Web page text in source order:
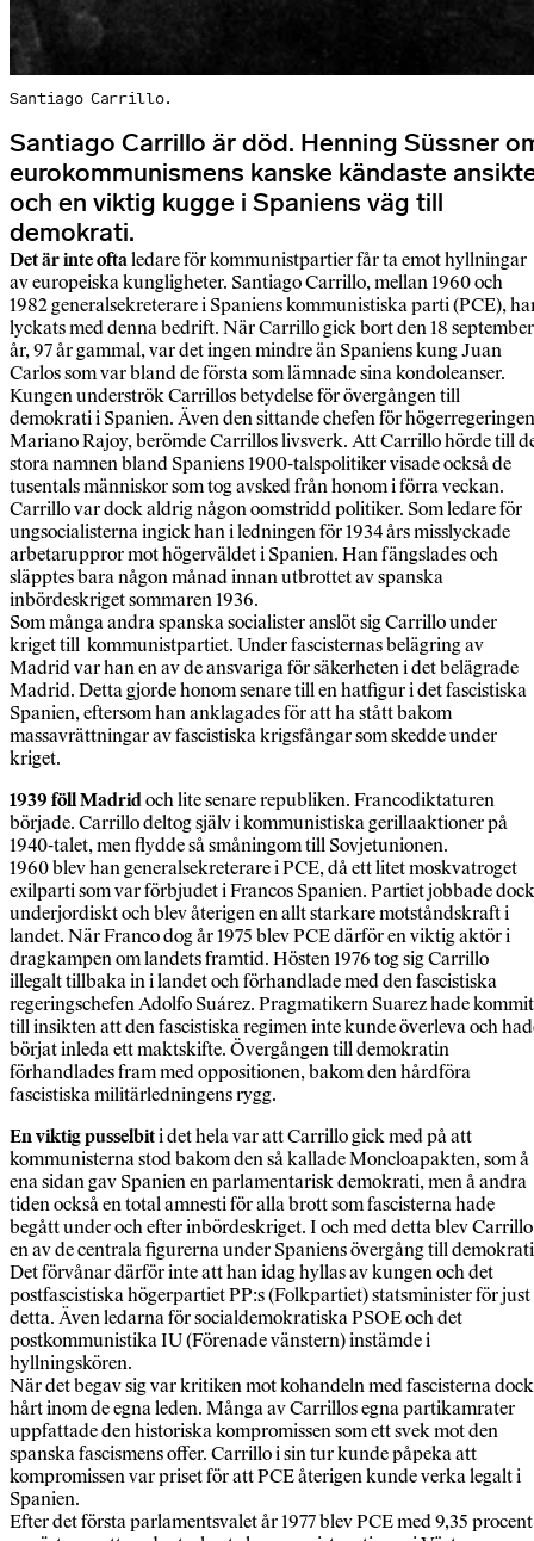
Santiago Carrillo.
Santiago Carrillo är död. Henning Süssner
eurokommunismens kanske kändaste
och en viktig kugge i Spaniens väg till
demokrati.
Det är inte oftaledare för kommunistpartier får ta emot hyllningar
av europeiska kungligheter. Santiago Carrillo, mellan 1960 och
1982 generalsekreterare i Spaniens kommunistiska parti (PCE),
lyckats med denna bedrift. När Carrillo gick bort den 18
år, 97 år gammal, var det ingen mindre än Spaniens kung Juan
Carlos som var bland de första som lämnade sina kondoleanser.
Kungen underströk Carrillos betydelse för övergången till
demokrati i Spanien. Även den sittande chefen för
Mariano Rajoy, berömde Carrillos livsverk. Att Carrillo hörde till
stora namnen bland Spaniens 1900-talspolitiker visade också de
tusentals människor som tog avsked från honom i förra veckan.
Carrillo var dock aldrig någon oomstridd politiker. Som ledare för
ung­socialisterna ingick han i ledningen för 1934 års misslyckade
arbetaruppror mot högerväldet i Spanien. Han fängslades och
släpptes bara någon månad innan utbrottet av spanska
inbördeskriget sommaren 1936.
Som många andra spanska socialister anslöt sig Carrillo under
kriget till kommunistpartiet. Under fascisternas belägring av
Madrid var han en av de ansvariga för säkerheten i det belägrade
Madrid. Detta gjorde honom senare till en hatfigur i det fascistiska
Spanien, eftersom han anklagades för att ha stått bakom
massavrättningar av fascistiska krigsfångar som skedde under
kriget.
1939 föll Madridoch lite senare republiken. Francodiktaturen
började. Carrillo deltog själv i kommunistiska gerillaaktioner på
1940-talet, men flydde så småningom till Sovjetunionen.
1960 blev han generalsekreterare i PCE, då ett litet moskvatroget
exilparti som var förbjudet i Francos Spanien. Partiet jobbade dock
underjordiskt och blev återigen en allt starkare motståndskraft i
landet. När Franco dog år 1975 blev PCE därför en viktig aktör i
dragkampen om landets framtid. Hösten 1976 tog sig Carrillo
illegalt tillbaka in i landet och förhandlade med den fascistiska
regeringschefen Adolfo Suárez. Pragmatikern Suarez hade kommit
till insikten att den fascistiska regimen inte kunde överleva och
börjat inleda ett maktskifte. Övergången till demokratin
förhandlades fram med oppositionen, bakom den hårdföra
fascistiska militärledningens rygg.
En viktig pusselbiti det hela var att Carrillo gick med på att
kommunisterna stod bakom den så kallade Moncloapakten, som å
ena sidan gav Spanien en parlamentarisk demokrati, men å andra
tiden också en total amnesti för alla brott som fascisterna hade
begått under och efter inbördeskriget. I och med detta blev Carrillo
en av de centrala figurerna under Spaniens övergång till
Det förvånar därför inte att han idag hyllas av kungen och det
postfascistiska högerpartiet PP:s (Folkpartiet) statsminister för just
detta. Även ledarna för socialdemokratiska PSOE och det
postkommunistika IU (Förenade vänstern) instämde i
hyllningskören.
När det begav sig var kritiken mot kohandeln med fascisterna dock
hårt inom de egna leden. Många av Carrillos egna partikamrater
uppfattade den historiska kompromissen som ett svek mot den
spanska fascismens offer. Carrillo i sin tur kunde påpeka att
kompromissen var priset för att PCE återigen kunde verka legalt i
Spanien.
Efter det första parlamentsvalet år 1977 blev PCE med 9,35 procent